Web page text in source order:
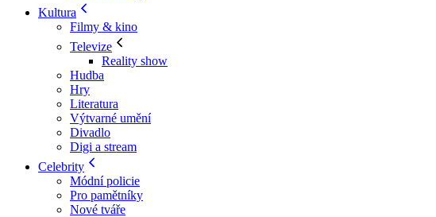
Kultura
Filmy & kino
Televize
Reality show
Hudba
Hry
Literatura
Výtvarné umění
Divadlo
Digi a stream
Celebrity
Módní policie
Pro pamětníky
Nové tváře